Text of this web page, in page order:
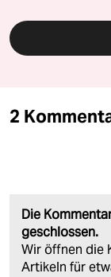
2
Die
geschlossen.
Wir öffnen die
Artikeln für